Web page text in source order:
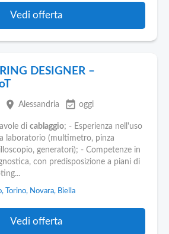
Vedi offerta
DESIGNER –
place Alessandria event_available oggi
di cablaggio; - Esperienza nell'uso
laboratorio (multimetro, pinza
generatori); - Competenze in
con predisposizione a piani di
Torino, Novara, Biella
Vedi offerta